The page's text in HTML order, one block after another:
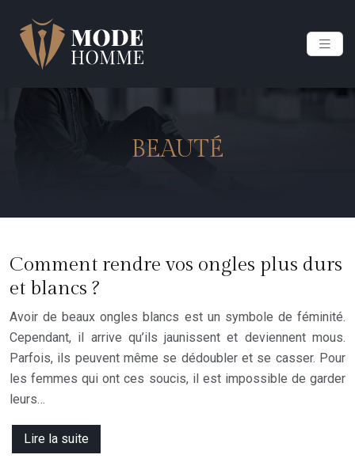
BEAUTÉ
Comment rendre vos ongles plus durs
et blancs ?
Avoir de beaux ongles blancs est un symbole de féminité.
Cependant, il arrive qu’ils jaunissent et deviennent mous.
Parfois, ils peuvent même se dédoubler et se casser. Pour
les femmes qui ont ces soucis, il est impossible de garder
leurs…
Lire la suite